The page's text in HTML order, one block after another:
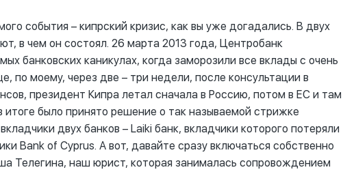
события – кипрский кризис, как вы уже догадались. В двух
в чем он состоял. 26 марта 2013 года, Центробанк
банковских каникулах, когда заморозили все вклады с очень
по моему, через две – три недели, после консультации в
президент Кипра летал сначала в Россию, потом в ЕС и там
было принято решение о так называемой стрижке
двух банков – Laiki банк, вкладчики которого потеряли
Bank of Cyprus. А вот, давайте сразу включаться собственно
Телегина, наш юрист, которая занималась сопровождением